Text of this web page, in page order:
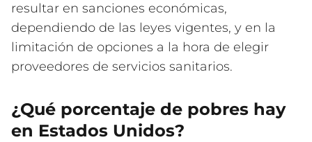
resultar en sanciones económicas,
dependiendo de las leyes vigentes, y en la
limitación de opciones a la hora de elegir
proveedores de servicios sanitarios.
¿Qué porcentaje de pobres hay
en Estados Unidos?